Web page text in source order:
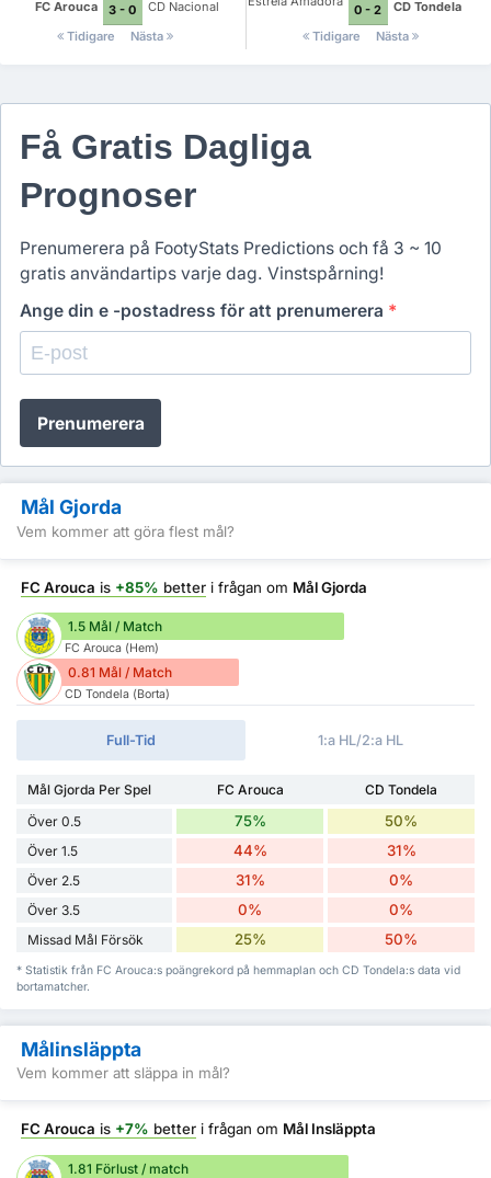
FC Arouca 3 - 0
CD Nacional
Tidigare
Nästa
0 - 2
CD Tondela
Tidigare
Nästa
Få Gratis Dagliga
Prognoser
Prenumerera på FootyStats Predictions och få 3 ~ 10
gratis användartips varje dag. Vinstspårning!
Ange din e -postadress för att prenumerera *
Prenumerera
Mål Gjorda
Vem kommer att göra flest mål?
FC Arouca is +85% better i frågan om Mål Gjorda
1.5 Mål / Match
FC Arouca (Hem)
0.81 Mål / Match
CD Tondela (Borta)
Full-Tid 1:a HL/2:a HL
Mål Gjorda Per Spel FC Arouca
CD Tondela
Över 0.5
75% 50%
Över 1.5 44% 31%
Över 2.5 31% 0%
Över 3.5 0% 0%
Missad Mål Försök 25% 50%
* Statistik från FC Arouca:s poängrekord på hemmaplan och CD Tondela:s data vid
bortamatcher.
Målinsläppta
Vem kommer att släppa in mål?
FC Arouca is +7% better i frågan om Mål Insläppta
1.81 Förlust / match